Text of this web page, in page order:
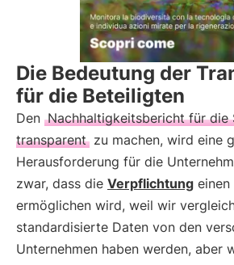
Die Bedeutung der
für die Beteiligten
Den Nachhaltigkeitsbericht für die
transparent zu machen, wird eine
Herausforderung für die
zwar, dass die Verpflichtung einen
ermöglichen wird, weil wir
standardisierte Daten von den
Unternehmen haben werden, aber